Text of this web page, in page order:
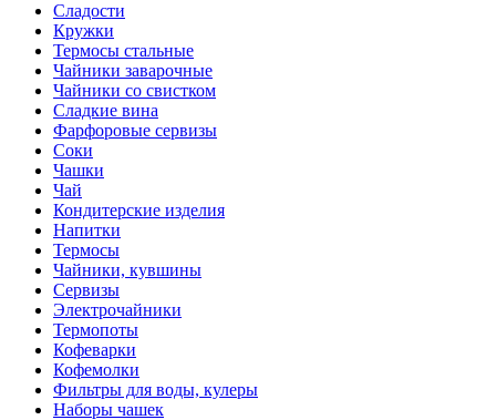
Сладости
Кружки
Термосы стальные
Чайники заварочные
Чайники со свистком
Сладкие вина
Фарфоровые сервизы
Соки
Чашки
Чай
Кондитерские изделия
Напитки
Термосы
Чайники, кувшины
Сервизы
Электрочайники
Термопоты
Кофеварки
Кофемолки
Фильтры для воды, кулеры
Наборы чашек